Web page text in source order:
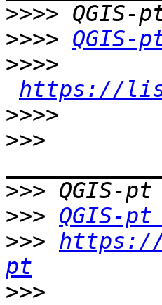
>>>>
>>>>
>>>>
https://
>>>>
>>>
>>>
>>> QGIS-
>>>
pt
>>>